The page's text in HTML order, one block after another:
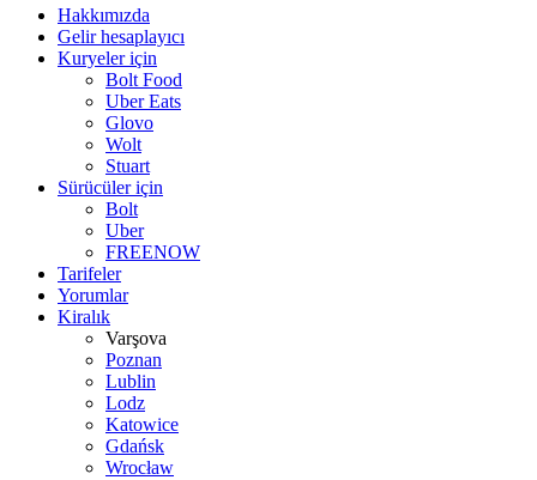
Hakkımızda
Gelir hesaplayıcı
Kuryeler için
Bolt Food
Uber Eats
Glovo
Wolt
Stuart
Sürücüler için
Bolt
Uber
FREENOW
Tarifeler
Yorumlar
Kiralık
Varşova
Poznan
Lublin
Lodz
Katowice
Gdańsk
Wrocław